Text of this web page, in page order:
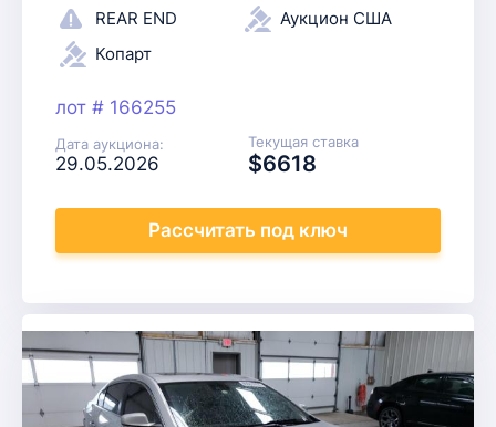
REAR END
Аукцион США
Копарт
лот # 166255
Дата аукциона:
29.05.2026
Текущая ставка
$6618
Рассчитать под ключ